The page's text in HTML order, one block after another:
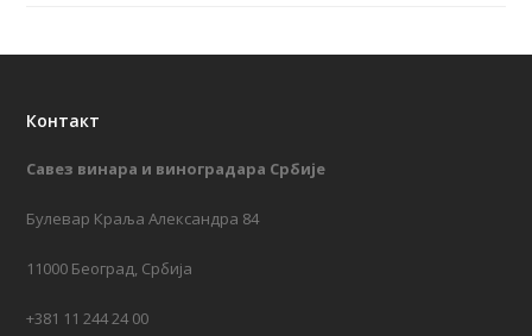
Контакт
Савез винара и виноградара Србије
Булевар Краља Александра 84
11000 Београд, Србија
+381 11 244 24 00